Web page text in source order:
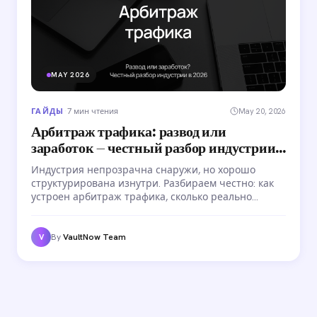
MAY 2026
ГАЙДЫ ·7 мин чтения May 20, 2026
Арбитраж трафика: развод или
заработок — честный разбор индустрии в
2026
Индустрия непрозрачна снаружи, но хорошо
структурирована изнутри. Разбираем честно: как
устроен арбитраж трафика, сколько реально
новичков теряют деньги в первые месяцы.
V ByVaultNow Team